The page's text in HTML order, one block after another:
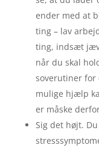
ender med at
ting – lav
ting, indsæt
når du skal
soverutiner for
mulige hjælp
er måske
Sig det højt.